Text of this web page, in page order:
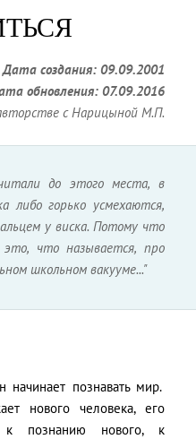
Дата создания: 09.09.2001
обновления: 07.09.2016
с Нарицыной М.П.
до этого места, в
либо горько усмехаются,
у виска. Потому что
что называется, про
школьном вакууме..."
начинает познавать мир.
нового человека, его
к познанию нового, к